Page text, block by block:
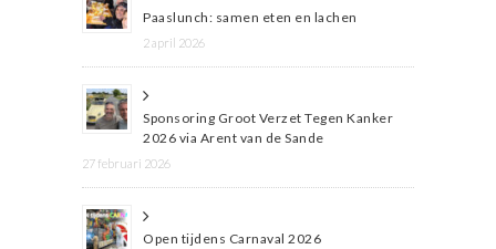
Paaslunch: samen eten en lachen
2 april 2026
Sponsoring Groot Verzet Tegen Kanker
2026 via Arent van de Sande
27 februari 2026
Open tijdens Carnaval 2026